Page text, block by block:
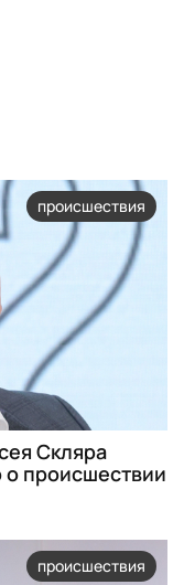
происшествия
Скляра
происшествии
происшествия